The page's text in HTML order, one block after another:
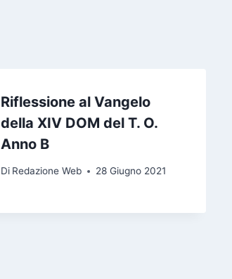
Riflessione al Vangelo
della XIV DOM del T. O.
Anno B
Di Redazione Web 28 Giugno 2021